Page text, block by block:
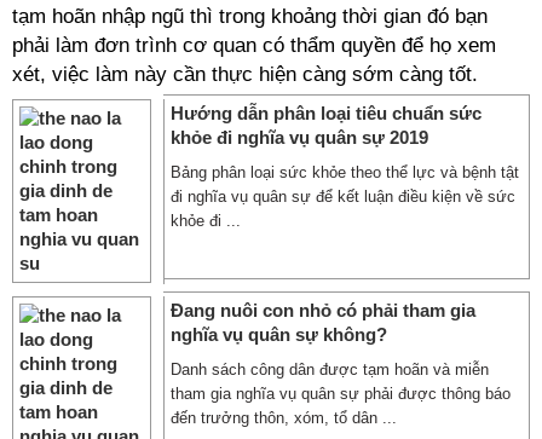
tạm hoãn nhập ngũ thì trong khoảng thời gian đó bạn
phải làm đơn trình cơ quan có thẩm quyền để họ xem
xét, việc làm này cần thực hiện càng sớm càng tốt.
Hướng dẫn phân loại tiêu chuẩn sức
khỏe đi nghĩa vụ quân sự 2019
Bảng phân loại sức khỏe theo thể lực và bệnh tật
đi nghĩa vụ quân sự để kết luận điều kiện về sức
khỏe đi ...
Đang nuôi con nhỏ có phải tham gia
nghĩa vụ quân sự không?
Danh sách công dân được tạm hoãn và miễn
tham gia nghĩa vụ quân sự phải được thông báo
đến trưởng thôn, xóm, tổ dân ...